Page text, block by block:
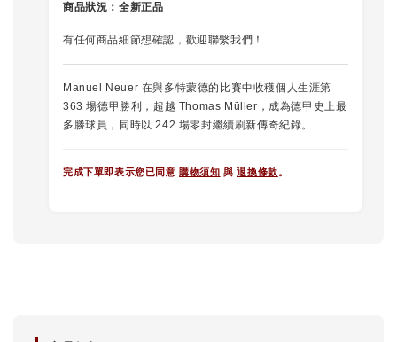
商品狀況： 全新正品
有任何商品細節想確認，歡迎聯繫我們！
Manuel Neuer 在與多特蒙德的比賽中收穫個人生涯第
363 場德甲勝利，超越 Thomas Müller，成為德甲史上最
多勝球員，同時以 242 場零封繼續刷新傳奇紀錄。
完成下單即表示您已同意 購物須知 與退換條款。